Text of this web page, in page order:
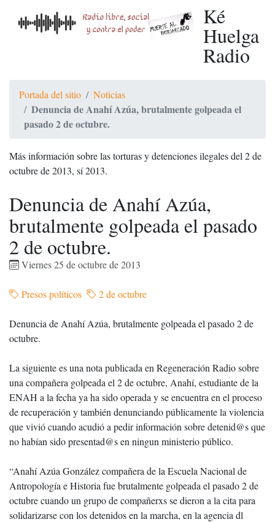
Ké
Huelga
Radio
Portada del sitio Noticias
Denuncia de Anahí Azúa, brutalmente golpeada el
pasado 2 de octubre.
Más información sobre las torturas y detenciones ilegales del 2 de
octubre de 2013, sí 2013.
Denuncia de Anahí Azúa,
brutalmente golpeada el pasado
2 de octubre.
Viernes 25 de octubre de 2013
Presos políticos 2 de octubre
Denuncia de Anahí Azúa, brutalmente golpeada el pasado 2 de
octubre.
La siguiente es una nota publicada en Regeneración Radio sobre
una compañera golpeada el 2 de octubre, Anahí, estudiante de la
ENAH a la fecha ya ha sido operada y se encuentra en el proceso
de recuperación y también denunciando públicamente la violencia
que vivió cuando acudió a pedir información sobre detenid@s que
no habían sido presentad@s en ningun ministerio público.
“Anahí Azúa González compañera de la Escuela Nacional de
Antropología e Historia fue brutalmente golpeada el pasado 2 de
octubre cuando un grupo de compañerxs se dieron a la cita para
solidarizarse con los detenidos en la marcha, en la agencia dl